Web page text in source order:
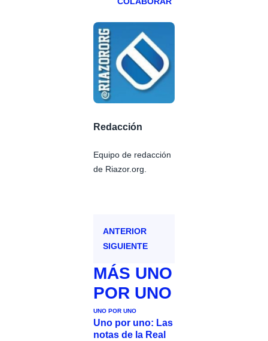
Redacción
Equipo de redacción
de Riazor.org.
ANTERIOR
SIGUIENTE
MÁS UNO
POR UNO
UNO POR UNO
Uno por uno: Las
notas de la Real